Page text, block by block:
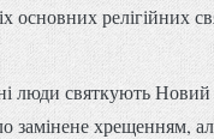
основних релігійних
люди святкують Новий
замінене хрещенням,